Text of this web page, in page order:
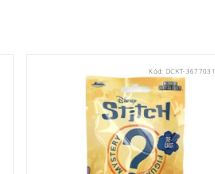
Kód:DCKT-